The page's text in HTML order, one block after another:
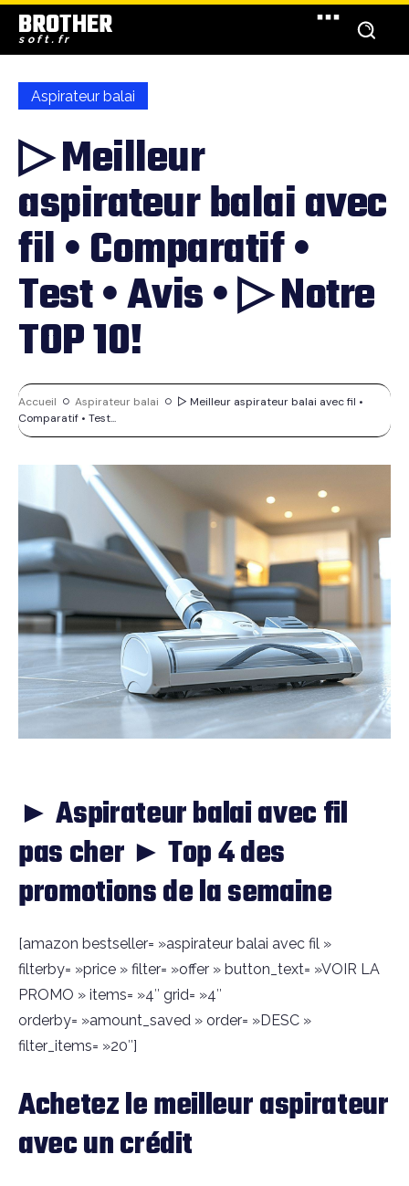
BROTHER
soft.fr
Aspirateur balai
▷ Meilleur
aspirateur balai avec
fil • Comparatif •
Test • Avis • ▷ Notre
TOP 10!
Accueil Aspirateur balai
▷ Meilleur aspirateur balai avec fil •
Comparatif • Test...
► Aspirateur balai avec fil
pas cher ► Top 4 des
promotions de la semaine
[amazon bestseller= »aspirateur balai avec fil »
filterby= »price » filter= »offer » button_text= »VOIR LA
PROMO » items= »4″ grid= »4″
orderby= »amount_saved » order= »DESC »
filter_items= »20″]
Achetez le meilleur aspirateur
avec un crédit